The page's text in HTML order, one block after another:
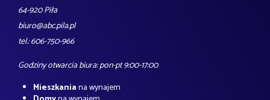
64-920 Piła
biuro@abc.pila.pl
tel.: 606-750-966
Godziny otwarcia biura: pon-pt 9:00-17:00
Mieszkaniana wynajem